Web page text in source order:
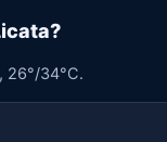
, 26°/34°C.